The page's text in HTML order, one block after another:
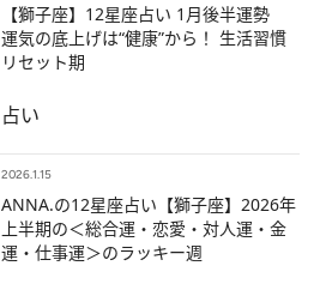
【獅子座】12星座占い 1月後半運勢
運気の底上げは“健康”から！ 生活習慣
リセット期
占い
2026.1.15
ANNA.の12星座占い【獅子座】2026年
上半期の＜総合運・恋愛・対人運・金
運・仕事運＞のラッキー週